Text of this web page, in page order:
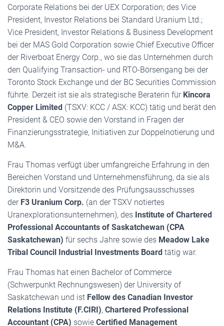
Corporate Relations bei der UEX Corporation; des Vice
President, Investor Relations bei Standard Uranium Ltd.;
Vice President, Investor Relations & Business Development
bei der MAS Gold Corporation sowie Chief Executive Officer
der Riverboat Energy Corp., wo sie das Unternehmen durch
den Qualifying Transaction- und RTO-Börsengang bei der
Toronto Stock Exchange und der BC Securities Commission
führte. Derzeit ist sie als strategische Beraterin für Kincora
Copper Limited (TSXV: KCC / ASX: KCC) tätig und berät den
President & CEO sowie den Vorstand in Fragen der
Finanzierungsstrategie, Initiativen zur Doppelnotierung und
M&A.
Frau Thomas verfügt über umfangreiche Erfahrung in den
Bereichen Vorstand und Unternehmensführung, da sie als
Direktorin und Vorsitzende des Prüfungsausschusses
der F3 Uranium Corp. (an der TSXV notiertes
Uranexplorationsunternehmen), des Institute of Chartered
Professional Accountants of Saskatchewan (CPA
Saskatchewan) für sechs Jahre sowie des Meadow Lake
Tribal Council Industrial Investments Board tätig war.
Frau Thomas hat einen Bachelor of Commerce
(Schwerpunkt Rechnungswesen) der University of
Saskatchewan und ist Fellow des Canadian Investor
Relations Institute (F.CIRI), Chartered Professional
Accountant (CPA) sowie Certified Management